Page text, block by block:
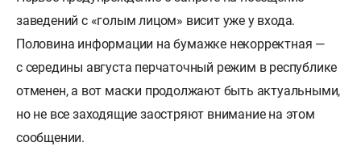
заведений с «голым лицом» висит уже у входа.
Половина информации на бумажке некорректная —
с середины августа перчаточный режим в республике
отменен, а вот маски продолжают быть актуальными,
но не все заходящие заостряют внимание на этом
сообщении.